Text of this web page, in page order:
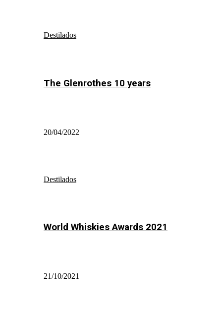
Destilados
The Glenrothes 10 years
20/04/2022
Destilados
World Whiskies Awards 2021
21/10/2021